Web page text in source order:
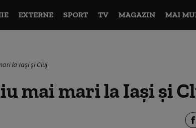
EXTERNE SPORT TV MAGAZIN MAI
la Iași și Cluj
mai mari la Iași și